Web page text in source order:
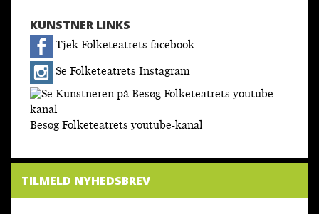
KUNSTNER LINKS
Tjek Folketeatrets facebook
Se Folketeatrets Instagram
Besøg Folketeatrets youtube-kanal
TILMELD NYHEDSBREV